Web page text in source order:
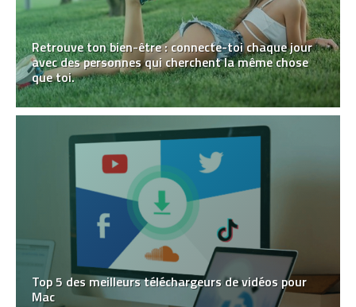
Retrouve ton bien-être : connecte-toi chaque jour
avec des personnes qui cherchent la même chose
que toi.
Top 5 des meilleurs téléchargeurs de vidéos pour
Mac